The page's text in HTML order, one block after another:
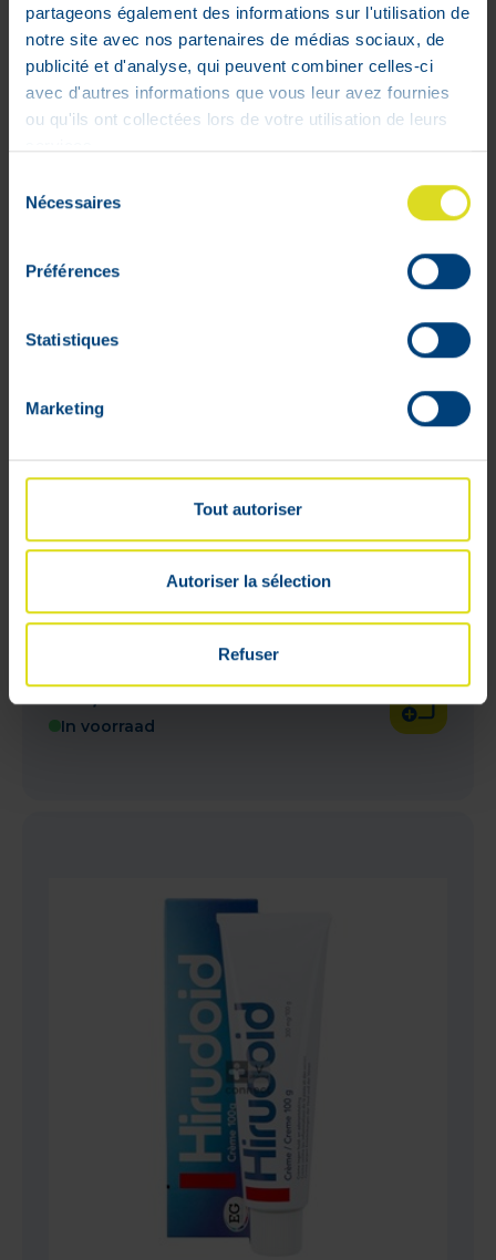
partageons également des informations sur l'utilisation de
notre site avec nos partenaires de médias sociaux, de
publicité et d'analyse, qui peuvent combiner celles-ci
avec d'autres informations que vous leur avez fournies
ou qu'ils ont collectées lors de votre utilisation de leurs
Nécessaires
Préférences
Statistiques
Marketing
Tout autoriser
Autoriser la sélection
Refuser
Venoruton Forte 500 mg 100
tabletten
€41,10
In voorraad
Reparil Gel 1% 40g
€8,59
In voorraad